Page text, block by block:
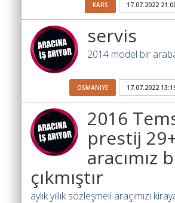
Katsayısı
Hakkımızda
İletişim
KARS 17.07.2022
servis
2014 model bir
OSMANIYE 17.07.2022
2016
prestij
aracımız
çıkmıştır
aylık yıllık sözleşmeli araçımızı